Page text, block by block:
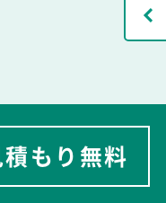
もり無料